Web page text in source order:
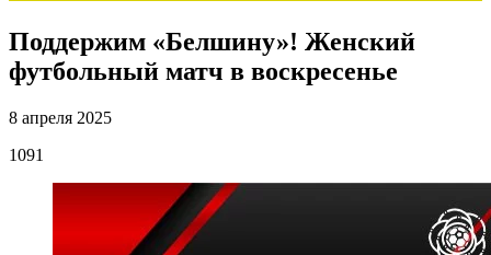
Поддержим «Белшину»! Женский
футбольный матч в воскресенье
8 апреля 2025
1091